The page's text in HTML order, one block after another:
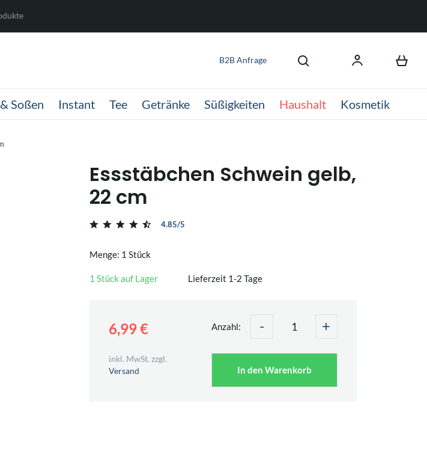
B2B Anfrage
Soßen Instant Tee Getränke Süßigkeiten Haushalt Kosmetik
Essstäbchen Schwein gelb,
22 cm
4.85/5
Menge: 1 Stück
1 Stück auf Lager Lieferzeit 1-2 Tage
6,99 € Anzahl: - +
inkl. MwSt. zzgl.
Versand
In den Warenkorb